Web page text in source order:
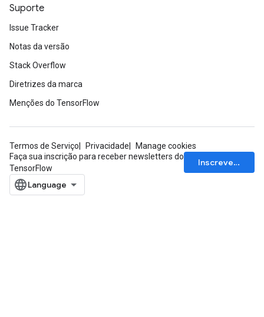
Suporte
Issue Tracker
Notas da versão
Stack Overflow
Diretrizes da marca
Menções do TensorFlow
Termos de Serviço Privacidade
Manage cookies
Faça sua inscrição para receber newsletters do
TensorFlow
Inscrever-se